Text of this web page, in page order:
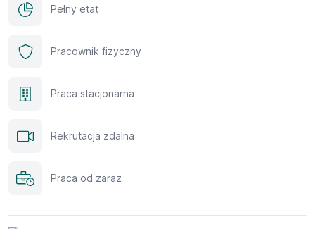
Pełny etat
Pracownik fizyczny
Praca stacjonarna
Rekrutacja zdalna
Praca od zaraz